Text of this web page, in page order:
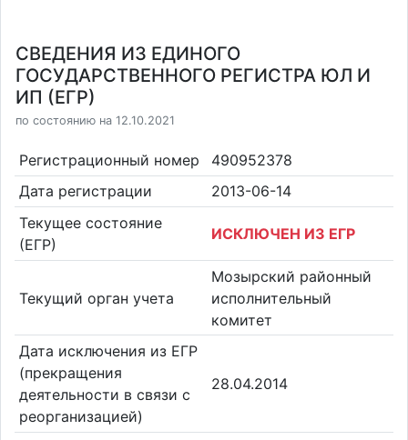
СВЕДЕНИЯ ИЗ ЕДИНОГО
ГОСУДАРСТВЕННОГО РЕГИСТРА ЮЛ И
ИП (ЕГР)
по состоянию на 12.10.2021
Регистрационный номер
490952378
Дата регистрации
2013-06-14
Текущее состояние
(ЕГР)
ИСКЛЮЧЕН ИЗ ЕГР
Текущий орган учета
Мозырский районный
исполнительный
комитет
Дата исключения из ЕГР
(прекращения
деятельности в связи с
реорганизацией)
28.04.2014